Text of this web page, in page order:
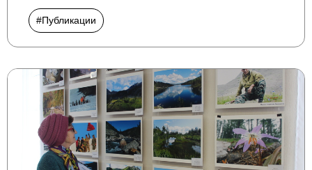
#Публикации